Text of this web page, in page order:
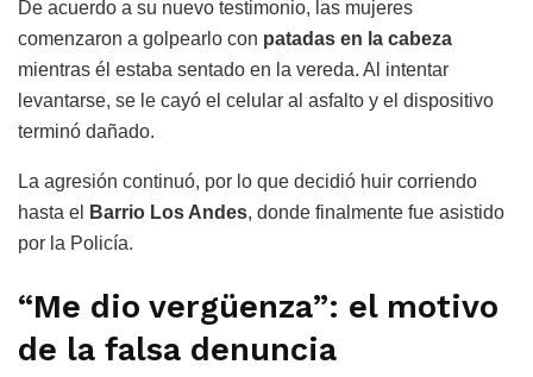
De acuerdo a su nuevo testimonio, las mujeres
comenzaron a golpearlo con patadas en la cabeza
mientras él estaba sentado en la vereda. Al intentar
levantarse, se le cayó el celular al asfalto y el dispositivo
terminó dañado.
La agresión continuó, por lo que decidió huir corriendo
hasta el
Barrio Los Andes, donde finalmente fue asistido
por la Policía.
“Me dio vergüenza”: el motivo
de la falsa denuncia